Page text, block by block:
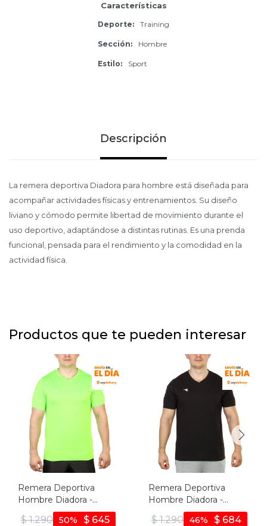
Características
Deporte Training
Sección Hombre
Estilo Sport
Descripción
La remera deportiva Diadora para hombre está diseñada para
acompañar actividades físicas y entrenamientos. Su diseño
liviano y cómodo permite libertad de movimiento durante el
uso deportivo, adaptándose a distintas rutinas. Es una prenda
funcional, pensada para el rendimiento y la comodidad en la
actividad física.
Productos que te pueden interesar
Remera Deportiva
Hombre Diadora -
Verde Fluo
$ 1.290 $ 645
50
Remera Deportiva
Hombre Diadora -
$ 1.290 $ 684
46